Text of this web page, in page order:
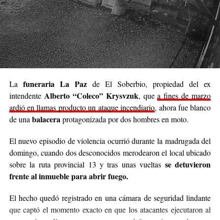
Se trata de una iniciativa hecha a pulmón, con esfuerzo
propio y con el acompañamiento de cada persona que
decide sumar su granito de arena, ya sea concamperas,
buzos, sacos, frazadas, colchas, mantas, bufandas,
gorros, guantes y todo lo que pueda abrigar.
Cabe destacar que para mediados de mayo será la
entrega de donaciones y tienen planificado realizar ollas
populares de arroz con pollo, por lo que también
recibirán donaciones de alimentos no perecederos.
Para comunicarse con el organizador de la iniciativa,
podrán enviar mensajes, audios o realizar llamadas al
3764140551
o a través de Instagram
@agustin_pineiroo
La funeraria La Pazde El Soberbio, propiedad del ex
intendente Alberto “Coleco” Krysvzuk, quea fines de marzo
ardió en llamas producto un ataque incendiario, ahora fue blanco
de unabalaceraprotagonizada por dos hombres en moto.
El nuevo episodio de violencia ocurrió durante la madrugada del
domingo, cuando dos desconocidos merodearon el local ubicado
sobre la ruta provincial 13 y tras unas vueltas se detuvieron
frente al inmueble para abrir fuego.
El hecho quedó registrado en una cámara de seguridad lindante
que captó el momento exacto en que los atacantes ejecutaron al